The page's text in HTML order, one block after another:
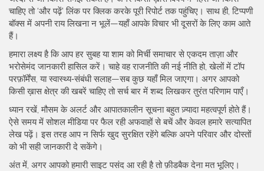
चाहिए तो ‘और पढ़ें’ लिंक पर क्लिक करके पूरी रिपोर्ट तक पहुंचिए। साथ ही, टिप्पणी
बॉक्स में अपनी राय लिखना न भूलें—यहाँ आपके विचार भी दूसरों के लिए काम आते
हैं।
हमारा लक्ष्य है कि आप हर सुबह या शाम को मिर्ची समाचार से एकदम ताज़ा और
भरोसेमंद जानकारी हासिल करें। चाहे वह राजनीति की नई नीति हो, खेलों में टॉप
परफ़ॉर्मेंस, या स्वास्थ्य‑संबंधी सलाह—सब कुछ यहाँ मिल जाएगा। अगर आपको
किसी ख़ास क्षेत्र की खबरें चाहिए तो सर्च बार में शब्द लिखकर तुरंत परिणाम पाएँ।
ध्यान रखें, मौसम के अलर्ट और आपातकालीन सूचना बहुत ज़्यादा महत्वपूर्ण होते हैं।
ऐसे समय में सोशल मीडिया पर फैल रही अफवाहों से बचें और केवल हमारे सत्यापित
लेख पढ़ें। इस तरह आप न सिर्फ खुद सुरक्षित रहेंगे बल्कि अपने परिवार और दोस्तों
को भी सही जानकारी दे सकेंगे।
अंत में, अगर आपको हमारी साइट पसंद आ रही है तो फ़ीडबैक देना मत भूलिए।